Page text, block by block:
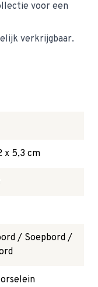
voor een
verkrijgbaar.
x 5,3 cm
/ Soepbord /